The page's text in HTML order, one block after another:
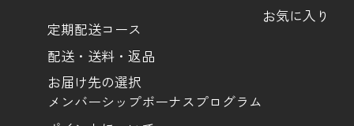
定期配送コース
配送・送料・返品
お届け先の選択
メンバーシップボーナスプログラム
お気に入り